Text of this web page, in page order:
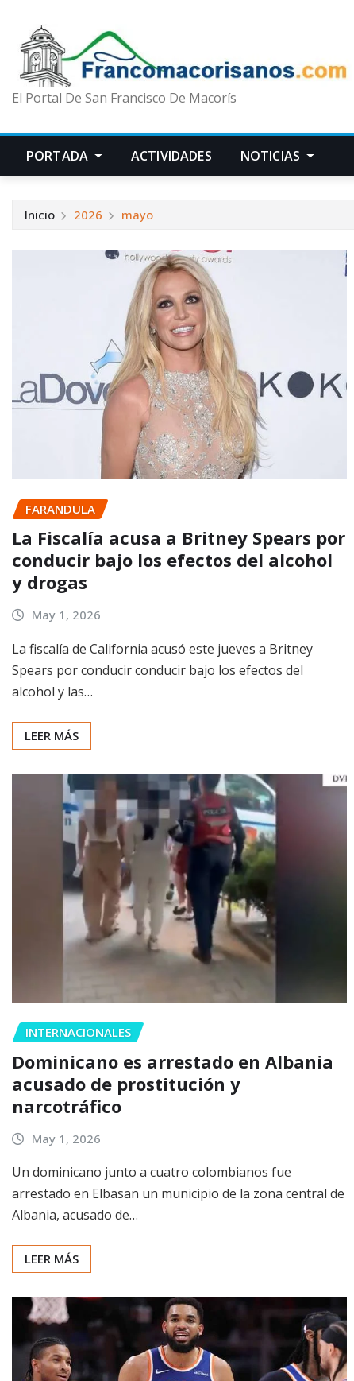
El Portal De San Francisco De Macorís
PORTADA ACTIVIDADES NOTICIAS
Inicio 2026 mayo
FARANDULA
La Fiscalía acusa a Britney Spears por
conducir bajo los efectos del alcohol
y drogas
May 1, 2026
La fiscalía de California acusó este jueves a Britney
Spears por conducir conducir bajo los efectos del
alcohol y las…
LEER MÁS
INTERNACIONALES
Dominicano es arrestado en Albania
acusado de prostitución y
narcotráfico
May 1, 2026
Un dominicano junto a cuatro colombianos fue
arrestado en Elbasan un municipio de la zona central de
Albania, acusado de…
LEER MÁS